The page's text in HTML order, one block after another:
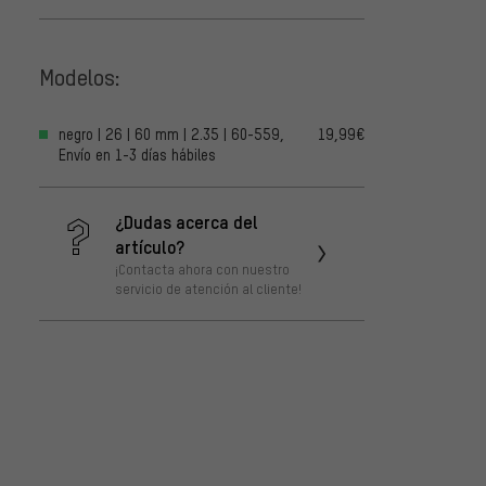
Modelos:
negro | 26 | 60 mm | 2.35 | 60-559,
Envío en 1-3 días hábiles
19,99€
¿Dudas acerca del
artículo?
¡Contacta ahora con nuestro
servicio de atención al cliente!